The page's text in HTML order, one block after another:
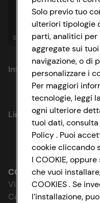
Spesa online Assicurazioni
Informazioni
Privacy Policy
Cookie Policy
Impostazioni Cookie
Accessibilità
D&I e Parità di Genere
Link utili
Lavora con noi
Le cooperative
News &
CONAD SOCIETÀ
Via Michelino, 59 |
Codice Fiscale e
Solo previo tuo
ulteriori tipologie
parti, analitici per
aggregate sui
navigazione, o di
personalizzare i
Per maggiori
tecnologie, leggi
ogni ulteriore
tuoi dati,
Policy . Puoi
cookie cliccando
I COOKIE,
che vuoi
COOKIES . Se
l’installazione,